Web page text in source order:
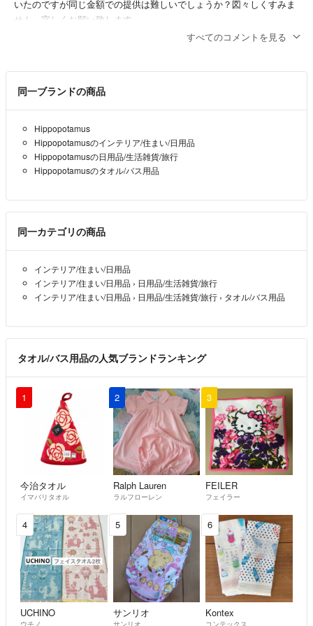
いたのですが同じ金額での提供は難しいでしょうか？図々しくすみま
せん。宜しくお願い致します。
とめお値引きお願い出来ますか？また、専用ページにて2点合計金額
をお願いしたいです。
ブルーローズ- 2年以上前
すべてのコメントを見る
同一ブランドの商品
Hippopotamus
Hippopotamusのインテリア/住まい/日用品
Hippopotamusの日用品/生活雑貨/旅行
Hippopotamusのタオル/バス用品
同一カテゴリの商品
インテリア/住まい/日用品
インテリア/住まい/日用品 › 日用品/生活雑貨/旅行
インテリア/住まい/日用品 › 日用品/生活雑貨/旅行 › タオル/バス用品
タオル/バス用品の人気ブランドランキング
1
今治タオル
イマバリタオル
2
Ralph Lauren
ラルフローレン
3
FEILER
フェイラー
4
UCHINO
ウチノ
5
サンリオ
サンリオ
6
Kontex
コンテックス